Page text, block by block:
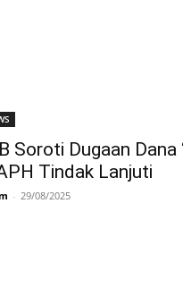
Soroti Dugaan Dana
Tindak Lanjuti
- 29/08/2025